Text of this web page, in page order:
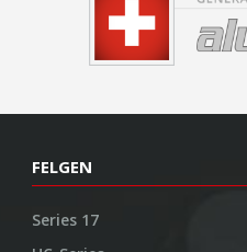
FELGEN
Series 17